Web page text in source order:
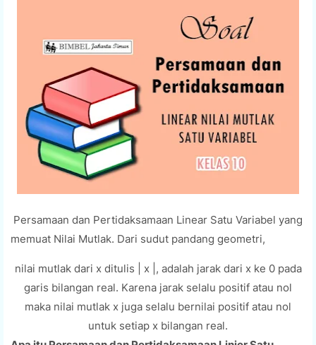
Persamaan dan Pertidaksamaan Linear Satu Variabel yang
memuat Nilai Mutlak. Dari sudut pandang geometri,
nilai mutlak dari x ditulis | x |, adalah jarak dari x ke 0 pada
garis bilangan real. Karena jarak selalu positif atau nol
maka nilai mutlak x juga selalu bernilai positif atau nol
untuk setiap x bilangan real.